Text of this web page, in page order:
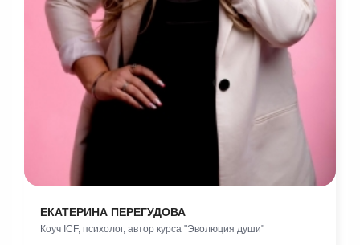
ЕКАТЕРИНА ПЕРЕГУДОВА
Коуч ICF, психолог, автор курса "Эволюция души"